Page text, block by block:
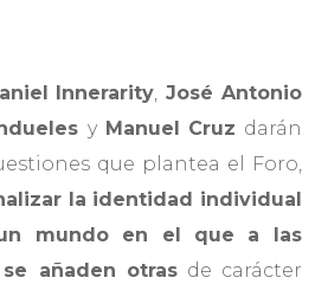
Innerarity, José Antonio
yManuel Cruz darán
que plantea el Foro,
la identidad individual
mundo en el que a las
añaden otrasde carácter